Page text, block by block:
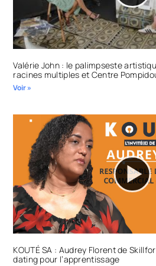
Valérie John : le palimpseste
racines multiples et Centre
Voir »
KOUTÉ SA : Audrey Florent de
dating pour l’apprentissage